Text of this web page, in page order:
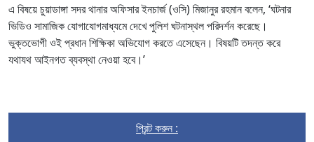
এ বিষয়ে চুয়াডাঙ্গা সদর থানার অফিসার ইনচার্জ (ওসি) মিজানুর রহমান বলেন, ‘ঘটনার
ভিডিও সামাজিক যোগাযোগমাধ্যমে দেখে পুলিশ ঘটনাস্থল পরিদর্শন করেছে।
ভুক্তভোগী ওই প্রধান শিক্ষিকা অভিযোগ করতে এসেছেন। বিষয়টি তদন্ত করে
যথাযথ আইনগত ব্যবস্থা নেওয়া হবে।’
প্রিন্ট করুন :